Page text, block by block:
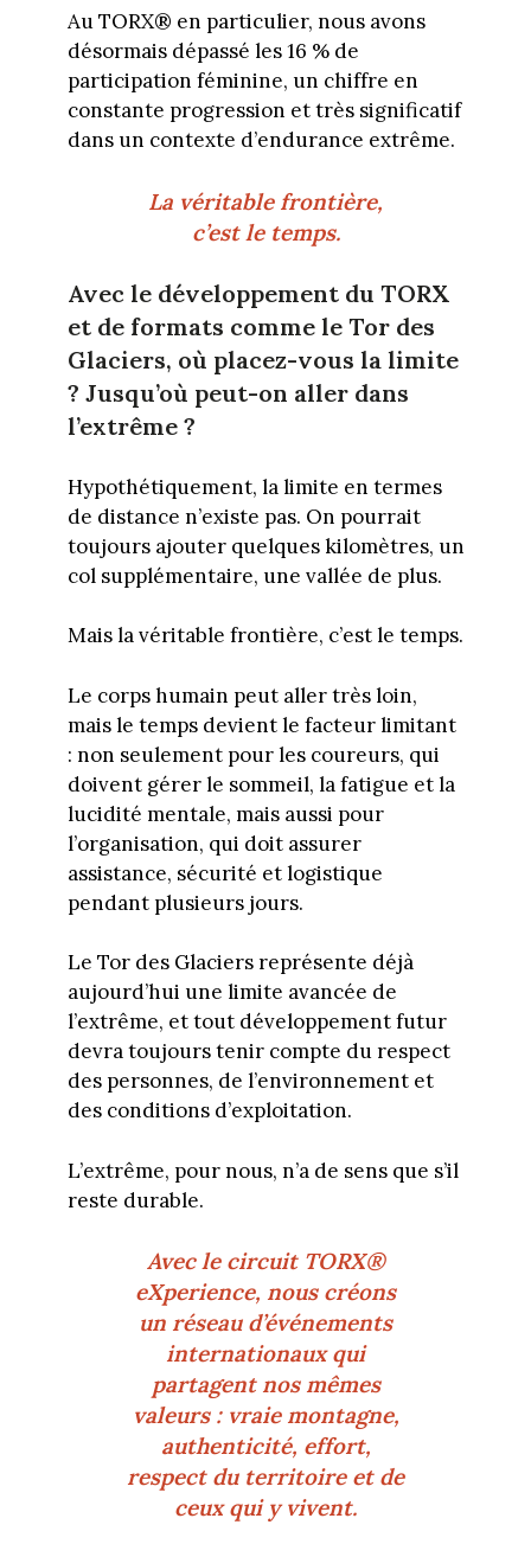
Au TORX® en particulier, nous avons
désormais dépassé les 16 % de
participation féminine, un chiffre en
constante progression et très significatif
dans un contexte d’endurance extrême.
La véritable frontière,
c’est le temps.
Avec le développement du TORX
et de formats comme le Tor des
Glaciers, où placez-vous la limite
? Jusqu’où peut-on aller dans
l’extrême ?
Hypothétiquement, la limite en termes
de distance n’existe pas. On pourrait
toujours ajouter quelques kilomètres, un
col supplémentaire, une vallée de plus.
Mais la véritable frontière, c’est le temps.
Le corps humain peut aller très loin,
mais le temps devient le facteur limitant
: non seulement pour les coureurs, qui
doivent gérer le sommeil, la fatigue et la
lucidité mentale, mais aussi pour
l’organisation, qui doit assurer
assistance, sécurité et logistique
pendant plusieurs jours.
Le Tor des Glaciers représente déjà
aujourd’hui une limite avancée de
l’extrême, et tout développement futur
devra toujours tenir compte du respect
des personnes, de l’environnement et
des conditions d’exploitation.
L’extrême, pour nous, n’a de sens que s’il
reste durable.
Avec le circuit TORX®
eXperience, nous créons
un réseau d’événements
internationaux qui
partagent nos mêmes
valeurs : vraie montagne,
authenticité, effort,
respect du territoire et de
ceux qui y vivent.